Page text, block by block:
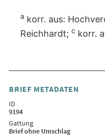
a korr. aus:
Reichhardt; ckorr.
BRIEF METADATEN
ID
9194
Gattung
Brief ohne Umschlag